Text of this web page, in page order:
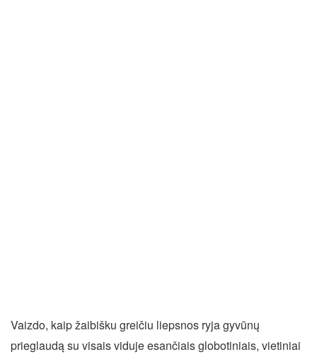
Vaizdo, kaip žaibišku greičiu liepsnos ryja gyvūnų
prieglaudą su visais viduje esančiais globotiniais, vietiniai